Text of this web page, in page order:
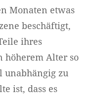
Monaten etwas
beschäftigt,
ihres
höherem Alter so
zu
ist, dass es